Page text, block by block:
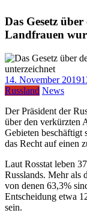
Das Gesetz
Landfrauen
14. November 2019
Russland News
Der Präsident der
über den verkürzten
Gebieten beschäftigt
das Recht auf einen
Laut Rosstat leben
Russlands. Mehr als
von denen 63,3%
Entscheidung etwa
sein.